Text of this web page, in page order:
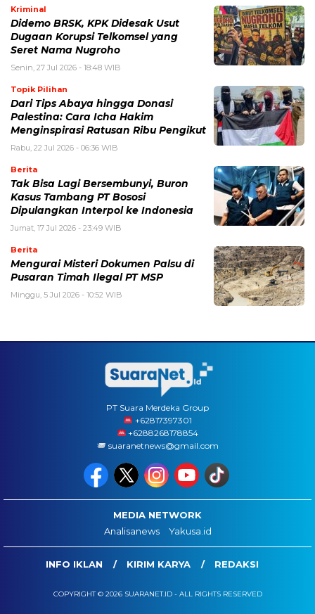
Kriminal
Didemo BRSK, KPK Didesak Usut
Dugaan Korupsi Telkomsel yang
Seret Nama Nugroho
Senin, 27 Jul 2026 - 18:48 WIB
Topik Pilihan
Dari Tips Abaya hingga Donasi
Palestina: Cara Icha Hakim
Menginspirasi Ratusan Ribu Pengikut
Rabu, 22 Jul 2026 - 06:36 WIB
Berita
Tak Bisa Lagi Bersembunyi, Buron
Kasus Tambang PT Bososi
Dipulangkan Interpol ke Indonesia
Jumat, 17 Jul 2026 - 23:49 WIB
Berita
Mengurai Misteri Dokumen Palsu di
Pusaran Timah Ilegal PT MSP
Minggu, 5 Jul 2026 - 10:52 WIB
PT Suara Merdeka Group
‪+62817397301
+6288268178854
suaranetnews@gmail.com
MEDIA NETWORK
Analisanews
Yakusa.id
INFO IKLAN KIRIM KARYA REDAKSI
COPYRIGHT © 2026 SUARANET.ID - ALL RIGHTS RESERVED